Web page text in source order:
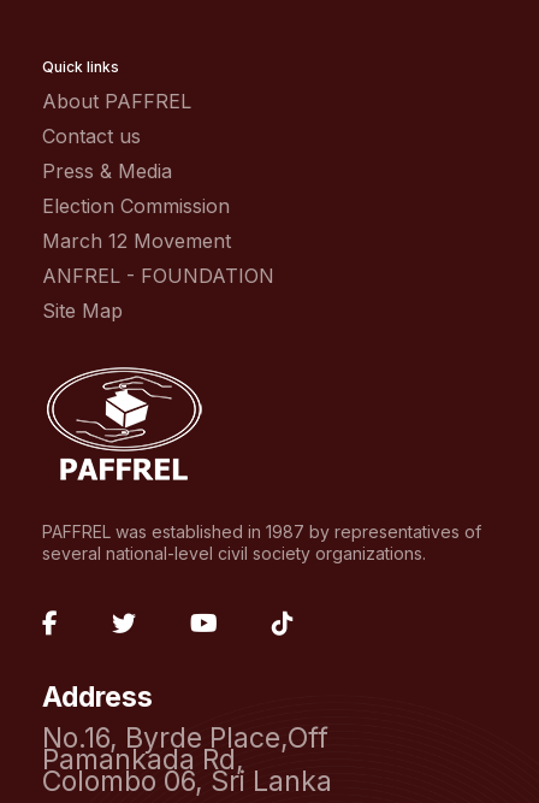
Quick links
About PAFFREL
Contact us
Press & Media
Election Commission
March 12 Movement
ANFREL - FOUNDATION
Site Map
PAFFREL was established in 1987 by representatives of
several national-level civil society organizations.
facebook-
f
fab
twitter
fab
Address
No.16, Byrde Place,Off
Pamankada Rd,
Colombo 06, Sri Lanka